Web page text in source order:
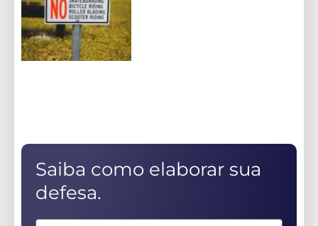
Saiba como elaborar sua
defesa.